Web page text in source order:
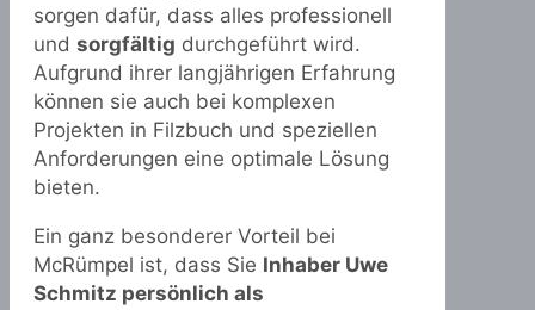
sorgen dafür, dass alles professionell
und sorgfältig durchgeführt wird.
Aufgrund ihrer langjährigen Erfahrung
können sie auch bei komplexen
Projekten in Filzbuch und speziellen
Anforderungen eine optimale Lösung
bieten.
Ein ganz besonderer Vorteil bei
McRümpel ist, dass Sie Inhaber Uwe
Schmitz persönlich als